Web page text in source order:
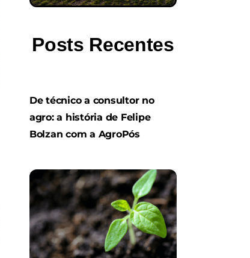
Posts Recentes
De técnico a consultor no
agro: a história de Felipe
Bolzan com a AgroPós